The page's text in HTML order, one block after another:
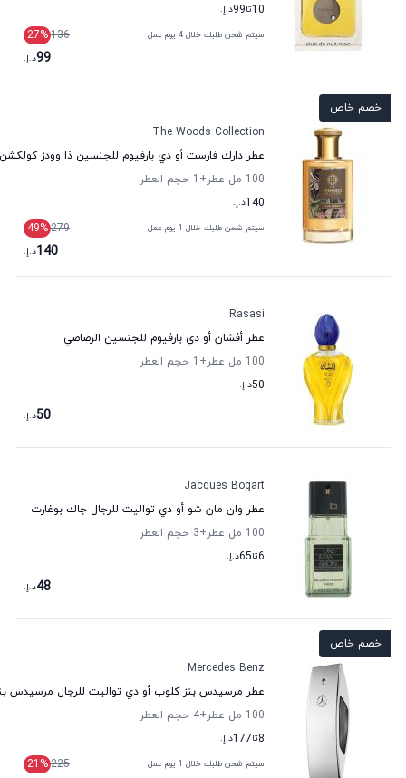
10تا99د.إ.
سيتم شحن طلبك خلال 4 يوم عمل 136
27%
99د.إ.
خصم خاص
The Woods Collection
عطر دارك فارست أو دي بارفيوم للجنسين ذا وودز كولكشن
100 مل عطر
+1
حجم العطر
140د.إ.
سيتم شحن طلبك خلال 1 يوم عمل 279
49%
140د.إ.
Rasasi
عطر أفشان أو دي بارفيوم للجنسين الرصاصي
100 مل عطر
+1
حجم العطر
50د.إ.
50د.إ.
Jacques Bogart
عطر وان مان شو أو دي تواليت للرجال جاك بوغارت
100 مل عطر
+3
حجم العطر
6تا65د.إ.
48د.إ.
خصم خاص
Mercedes Benz
عطر مرسيدس بنز كلوب أو دي تواليت للرجال مرسيدس
100 مل عطر
+4
حجم العطر
8تا177د.إ.
سيتم شحن طلبك خلال 1 يوم عمل 225
21 %